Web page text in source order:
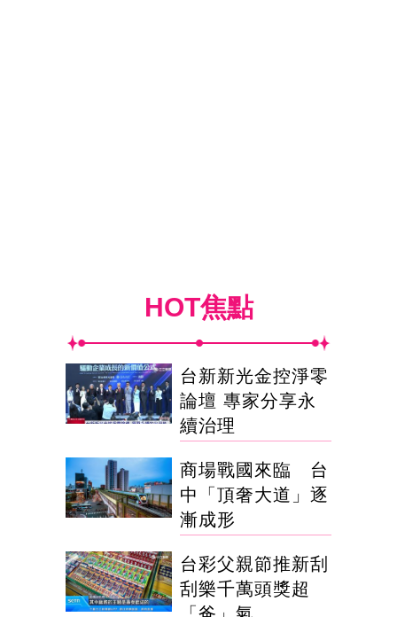
HOT焦點
台新新光金控淨零
論壇 專家分享永
續治理
商場戰國來臨 台
中「頂奢大道」逐
漸成形
台彩父親節推新刮
刮樂千萬頭獎超